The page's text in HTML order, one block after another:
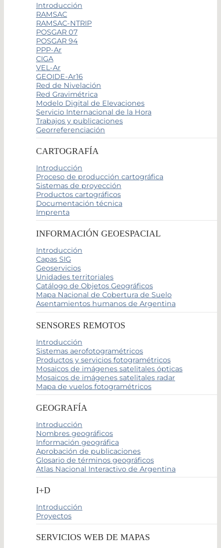
Introducción
RAMSAC
RAMSAC-NTRIP
POSGAR 07
POSGAR 94
PPP-Ar
CIGA
VEL-Ar
GEOIDE-Ar16
Red de Nivelación
Red Gravimétrica
Modelo Digital de Elevaciones
Servicio Internacional de la Hora
Trabajos y publicaciones
Georreferenciación
CARTOGRAFÍA
Introducción
Proceso de producción cartográfica
Sistemas de proyección
Productos cartográficos
Documentación técnica
Imprenta
INFORMACIÓN GEOESPACIAL
Introducción
Capas SIG
Geoservicios
Unidades territoriales
Catálogo de Objetos Geográficos
Mapa Nacional de Cobertura de Suelo
Asentamientos humanos de Argentina
SENSORES REMOTOS
Introducción
Sistemas aerofotogramétricos
Productos y servicios fotogramétricos
Mosaicos de imágenes satelitales ópticas
Mosaicos de imágenes satelitales radar
Mapa de vuelos fotogramétricos
GEOGRAFÍA
Introducción
Nombres geográficos
Información geográfica
Aprobación de publicaciones
Glosario de términos geográficos
Atlas Nacional Interactivo de Argentina
I+D
Introducción
Proyectos
SERVICIOS WEB DE MAPAS